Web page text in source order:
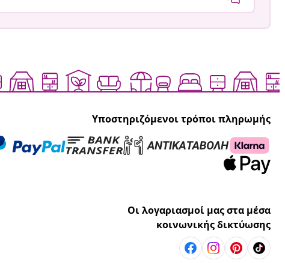
Υποστηριζόμενοι τρόποι πληρωμής
Οι λογαριασμοί μας στα μέσα
κοινωνικής δικτύωσης